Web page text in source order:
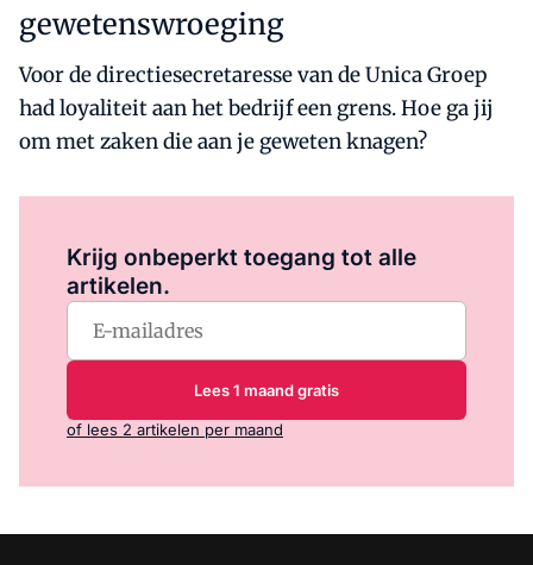
gewetenswroeging
Voor de directiesecretaresse van de Unica Groep
had loyaliteit aan het bedrijf een grens. Hoe ga jij
om met zaken die aan je geweten knagen?
Krijg onbeperkt toegang tot alle
artikelen.
Lees 1 maand gratis
of lees 2 artikelen per maand